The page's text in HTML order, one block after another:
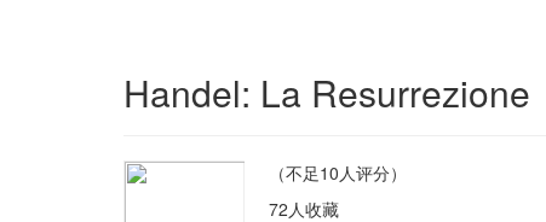
Handel: La Resurrezione
（不足10人评分）
72人收藏